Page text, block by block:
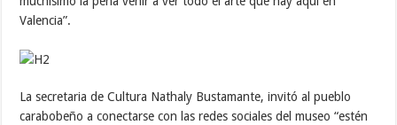
Valencia”.
La secretaria de Cultura Nathaly Bustamante, invitó al pueblo
carabobeño a conectarse con las redes sociales del museo “estén